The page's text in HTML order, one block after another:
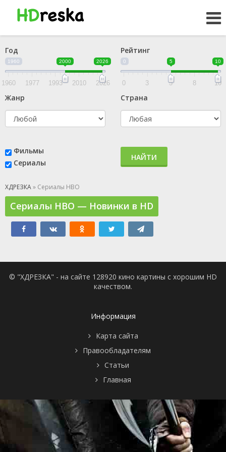
Год
1960 2000 2026
1960 1977 1993 2010 2026
Рейтинг
0 5 10
0 3 5 8 10
Жанр Страна
Фильмы
Сериалы
НАЙТИ
ХДРЕЗКА» Сериалы HBO
Сериалы HBO — Новинки в HD
© "ХДРЕЗКА" - на сайте 128920 кино картины с хорошим HD
качеством.
Информация
Карта сайта
Правообладателям
Статьи
Главная